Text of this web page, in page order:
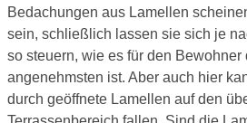
Bedachungen aus Lamellen
sein, schließlich lassen sie sich je
so steuern, wie es für den Bewohner
angenehmsten ist. Aber auch hier
durch geöffnete Lamellen auf den